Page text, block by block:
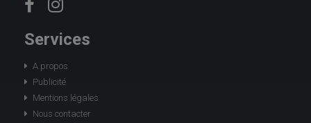
Services
A propos
Publicité
Mentions légales
Nous contacter